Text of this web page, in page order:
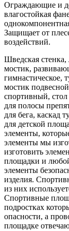
Ограждающие и
влагостойкая
Защищает от
воздействий.
Шведская стенка,
мостик,
гимнастическое,
мостик
спортивный,
для полосы
для бега, каскад
для детской
элементы,
элементы мы
изготовить
площадки и
элементы
изделия.
из них
Спортивные
подростках
опасности, а
площадке